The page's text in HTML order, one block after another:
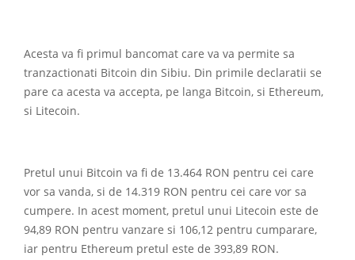
Acesta va fi primul bancomat care va va permite sa
tranzactionati Bitcoin din Sibiu. Din primile declaratii se
pare ca acesta va accepta, pe langa Bitcoin, si Ethereum,
si Litecoin.
Pretul unui Bitcoin va fi de 13.464 RON pentru cei care
vor sa vanda, si de 14.319 RON pentru cei care vor sa
cumpere. In acest moment, pretul unui Litecoin este de
94,89 RON pentru vanzare si 106,12 pentru cumparare,
iar pentru Ethereum pretul este de 393,89 RON.